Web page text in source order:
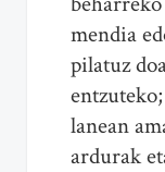
mendia
pilatuz
lanean
ardurak